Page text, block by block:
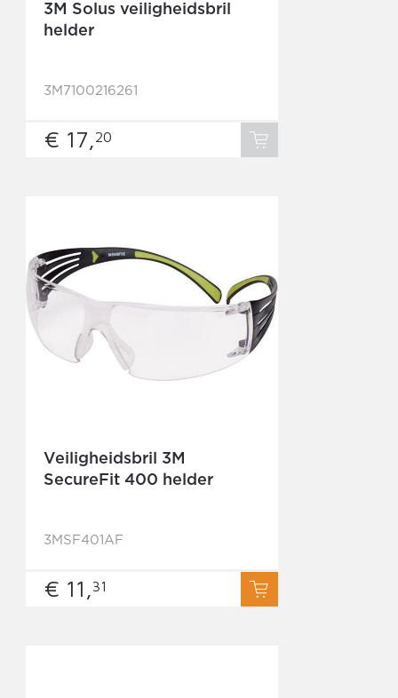
3M Solus veiligheidsbril
helder
3M7100216261
€ 17, 20
Veiligheidsbril 3M
SecureFit 400 helder
3MSF401AF
€ 11,31